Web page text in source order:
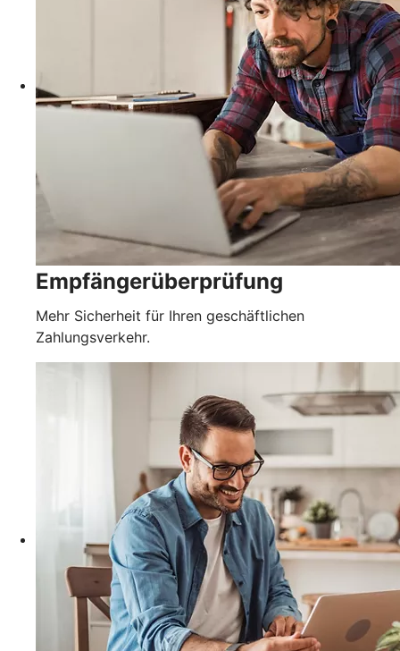
Empfängerüberprüfung
Mehr Sicherheit für Ihren geschäftlichen
Zahlungsverkehr.